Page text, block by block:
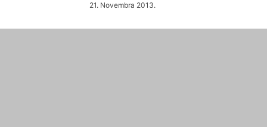
21. Novembra 2013.